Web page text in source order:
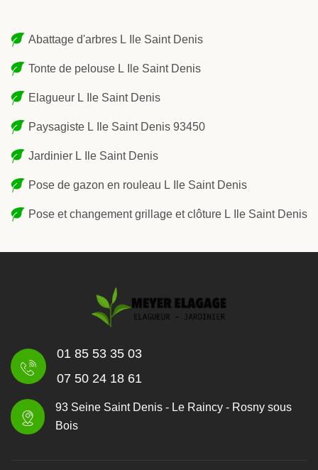
Abattage d'arbres L Ile Saint Denis
Tonte de pelouse L Ile Saint Denis
Elagueur L Ile Saint Denis
Paysagiste L Ile Saint Denis 93450
Jardinier L Ile Saint Denis
Pose de gazon en rouleau L Ile Saint Denis
Pose et changement grillage et clôture L Ile Saint Denis
01 85 53 35 03
07 50 24 18 61
93 Seine Saint Denis - Le Raincy - Rosny sous
Bois